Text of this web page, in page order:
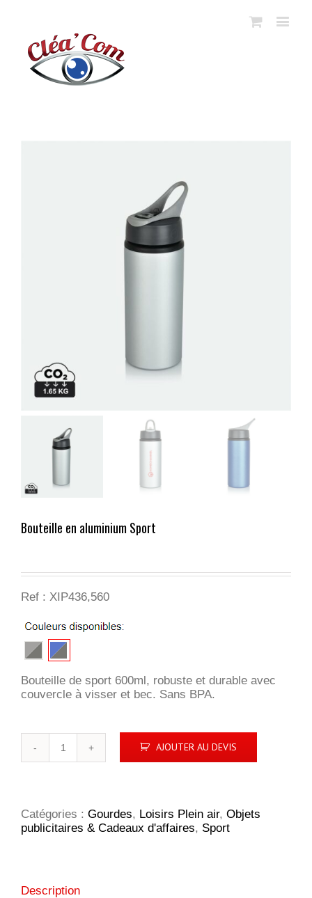
Bouteille en aluminium Sport
Ref : XIP436,560
Bouteille de sport 600ml, robuste et durable avec
couvercle à visser et bec. Sans BPA.
Sport
AJOUTER AU DEVIS
Catégories : Gourdes, Loisirs Plein air, Objets
publicitaires & Cadeaux d'affaires, Sport
Description